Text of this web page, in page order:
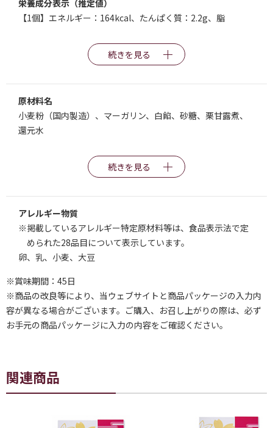
栄養成分表示（推定値）
【1個】エネルギー：164kcal、たんぱく質：2.2g、脂
続きを見る
原材料名
小麦粉（国内製造）、マーガリン、白餡、砂糖、栗甘露煮、
還元水
続きを見る
アレルギー物質
※掲載しているアレルギー特定原材料等は、食品表示法で定
められた28品目について表示しています。
卵、乳、小麦、大豆
※賞味期間：45日
※商品の改良等により、当ウェブサイトと商品パッケージの入力内
容が異なる場合がございます。ご購入、お召し上がりの際は、必ず
お手元の商品パッケージに入力の内容をご確認ください。
関連商品